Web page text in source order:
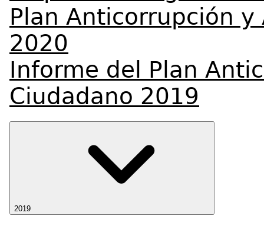
Plan Anticorrupción
2020
Informe del Plan
Ciudadano 2019
2019